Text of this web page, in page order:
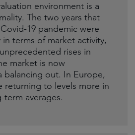
environment is a
The two years that
19 pandemic were
terms of market activity,
rises in
market is now
balancing out. In Europe,
returning to levels more in
term averages.